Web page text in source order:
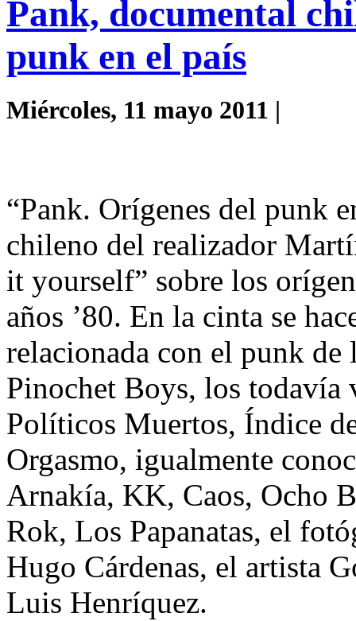
Pank, documental
punk en el país
Miércoles, 11 mayo 2011 |
“Pank. Orígenes del punk
chileno del realizador
it yourself” sobre los
años ’80. En la cinta se
relacionada con el punk de
Pinochet Boys, los todavía
Políticos Muertos, Índice
Orgasmo, igualmente
Arnakía, KK, Caos, Ocho
Rok, Los Papanatas, el
Hugo Cárdenas, el artista
Luis Henríquez.